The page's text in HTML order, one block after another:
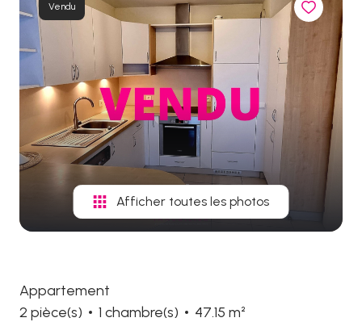
biens
vendus
Vendu
Afficher toutes les photos
Appartement
2 pièce(s)
1 chambre(s) 47.15 m²